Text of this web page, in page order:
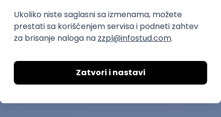
Administrator Servisa Junior
Orion Telekom d.o.o.
Zemun Polje
KICKSTART -
Assurance
Intern